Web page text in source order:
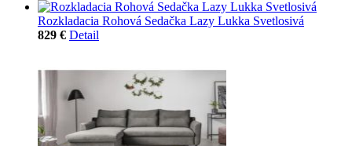
Rozkladacia Rohová Sedačka Lazy Lukka Svetlosivá
829 € Detail